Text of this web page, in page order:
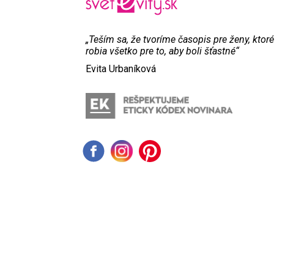
„Teším sa, že tvoríme časopis pre ženy, ktoré
robia všetko pre to, aby boli šťastné“
Evita Urbaníková